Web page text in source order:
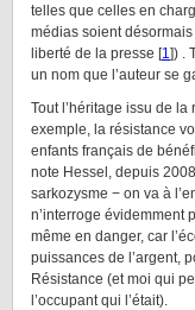
telles que celles en
médias soient
liberté de la presse [1]) .
un nom que l’auteur se
Tout l’héritage issu de
exemple, la résistance
enfants français de
note Hessel, depuis
sarkozysme − on va à
n’interroge évidemment
même en danger, car
puissances de l’argent,
Résistance (et moi qui
l’occupant qui l’était).